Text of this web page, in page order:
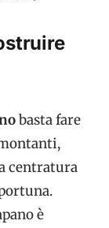
basta fare
centratura
è